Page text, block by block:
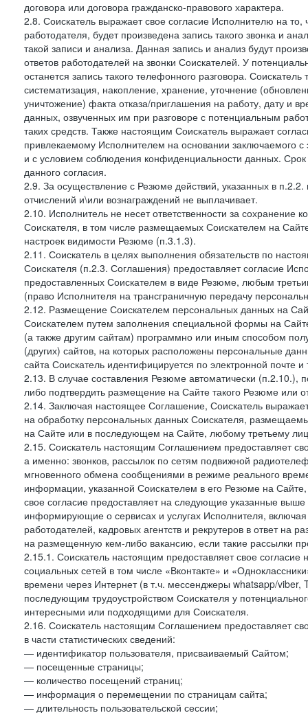
договора или договора гражданско-правового характера.
2.8. Соискатель выражает свое согласие Исполнителю на
работодателя, будет произведена запись такого звонка и
такой записи и анализа. Данная запись и анализ будут
ответов работодателей на звонки Соискателей. У
останется запись такого телефонного разговора.
систематизация, накопление, хранение, уточнение
уничтожение) факта отказа/приглашения на работу, дату и
данных, озвученных им при разговоре с потенциальным
таких средств. Также настоящим Соискатель выражает
привлекаемому Исполнителем на основании заключаемого
и с условием соблюдения конфиденциальности данных.
данного согласия.
2.9. За осуществление с Резюме действий, указанных в
отчислений и\или вознаграждений не выплачивает.
2.10. Исполнитель не несет ответственности за
Соискателя, в том числе размещаемых Соискателем на
настроек видимости Резюме (п.3.1.3).
2.11. Соискатель в целях выполнения обязательств по
Соискателя (п.2.3. Соглашения) предоставляет согласие
предоставленных Соискателем в виде Резюме, любым
(право Исполнителя на трансграничную передачу
2.12. Размещение Соискателем персональных данных на
Соискателем путем заполнения специальной формы на
(а также другим сайтам) программно или иным способом
(других) сайтов, на которых расположены персональные
сайта Соискатель идентифицируется по электронной почте
2.13. В случае составления Резюме автоматически (п.2.10.),
либо подтвердить размещение на Сайте такого Резюме или
2.14. Заключая настоящее Соглашение, Соискатель
на обработку персональных данных Соискателя,
на Сайте или в последующем на Сайте, любому третьему
2.15. Соискатель настоящим Соглашением предоставляет
а именно: звонков, рассылок по сетям подвижной
мгновенного обмена сообщениями в режиме реального
информации, указанной Соискателем в его Резюме на
свое согласие предоставляет на следующие указанные
информирующие о сервисах и услугах Исполнителя,
работодателей, кадровых агентств и рекрутеров в ответ
на размещенную кем-либо вакансию, если такие рассылки
2.15.1. Соискатель настоящим предоставляет свое
социальных сетей в том числе «Вконтакте» и
времени через Интернет (в т.ч. мессенджеры whatsapp/
последующим трудоустройством Соискателя у
интересными или подходящими для Соискателя.
2.16. Соискатель настоящим Соглашением предоставляет
в части статистических сведений:
— идентификатор пользователя, присваиваемый Сайтом;
— посещенные страницы;
— количество посещений страниц;
— информация о перемещении по страницам сайта;
— длительность пользовательской сессии;